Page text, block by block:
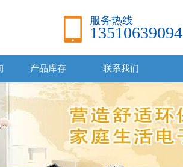
服务热线
13510639094
产品库存 联系我们